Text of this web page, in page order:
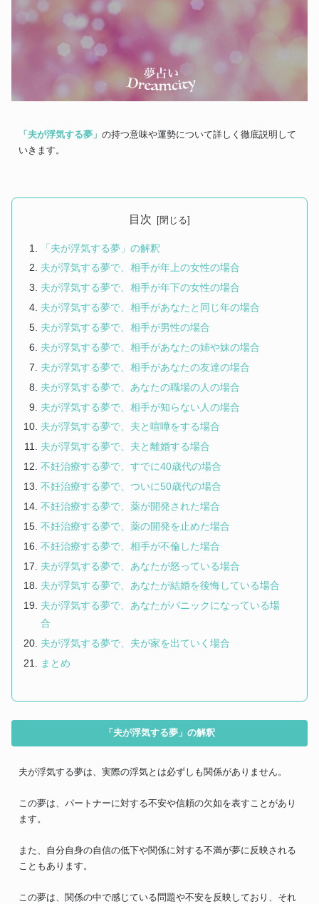
「夫が浮気する夢」 の持つ意味や運勢について詳しく徹底説明して
いきます。
目次
「夫が浮気する夢」の解釈
夫が浮気する夢で、相手が年上の女性の場合
夫が浮気する夢で、相手が年下の女性の場合
夫が浮気する夢で、相手があなたと同じ年の場合
夫が浮気する夢で、相手が男性の場合
夫が浮気する夢で、相手があなたの姉や妹の場合
夫が浮気する夢で、相手があなたの友達の場合
夫が浮気する夢で、あなたの職場の人の場合
夫が浮気する夢で、相手が知らない人の場合
夫が浮気する夢で、夫と喧嘩をする場合
夫が浮気する夢で、夫と離婚する場合
不妊治療する夢で、すでに40歳代の場合
不妊治療する夢で、ついに50歳代の場合
不妊治療する夢で、薬が開発された場合
不妊治療する夢で、薬の開発を止めた場合
不妊治療する夢で、相手が不倫した場合
夫が浮気する夢で、あなたが怒っている場合
夫が浮気する夢で、あなたが結婚を後悔している場合
夫が浮気する夢で、あなたがパニックになっている場
合
夫が浮気する夢で、夫が家を出ていく場合
まとめ
「夫が浮気する夢」の解釈
夫が浮気する夢は、実際の浮気とは必ずしも関係がありません。
この夢は、パートナーに対する不安や信頼の欠如を表すことがあり
ます。
また、自分自身の自信の低下や関係に対する不満が夢に反映される
こともあります。
この夢は、関係の中で感じている問題や不安を反映しており、それ